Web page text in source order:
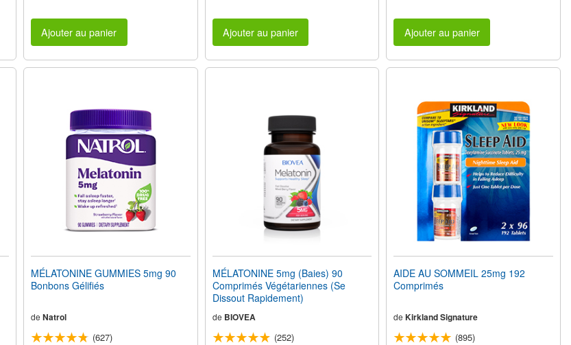
Ajouter au panier Ajouter au panier Ajouter au panier
MÉLATONINE GUMMIES 5mg 90
Bonbons Gélifiés
de Natrol
(627)
MÉLATONINE 5mg (Baies) 90
Comprimés Végétariennes (Se
Dissout Rapidement)
de BIOVEA
(252)
AIDE AU SOMMEIL 25mg 192
Comprimés
de Kirkland Signature
(895)